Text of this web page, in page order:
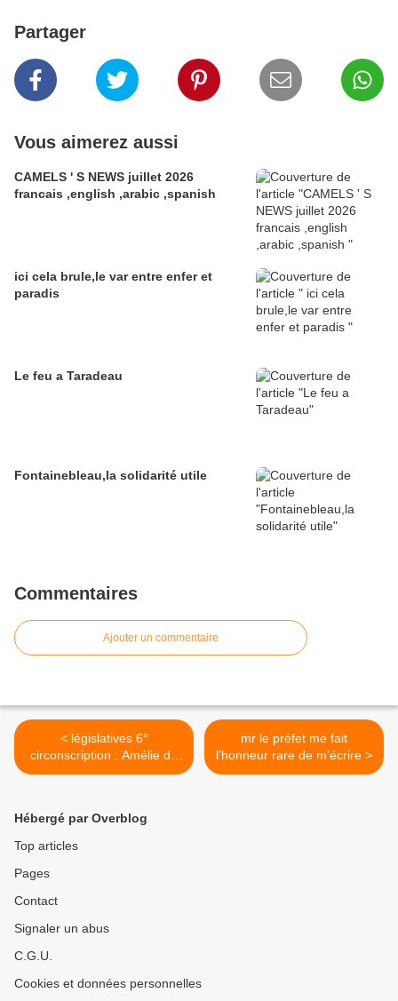
Partager
Vous aimerez aussi
CAMELS ' S NEWS juillet 2026
francais ,english ,arabic ,spanish
ici cela brule,le var entre enfer et
paradis
Le feu a Taradeau
Fontainebleau,la solidarité utile
Commentaires
Ajouter un commentaire
< législatives 6°
circonscription : Amélie de
montchalin ,y a pas photo !
mr le préfet me fait
l'honneur rare de m'écrire >
Hébergé par Overblog
Top articles
Pages
Contact
Signaler un abus
C.G.U.
Cookies et données personnelles